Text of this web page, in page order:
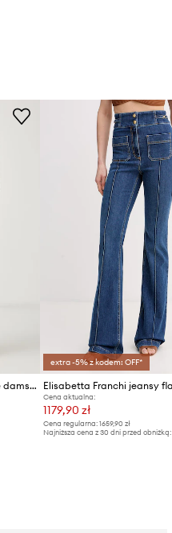
Elisabetta Franchi jeansy flare damskie
extra -5% z kodem: OFF*
Cena aktualna:
1179,90 zł
Cena regularna: 1659,90 zł
Najniższa cena z 30 dni przed obniżką: